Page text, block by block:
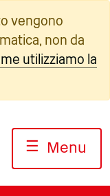
vengono
non da
utilizziamo la
☰ Menu